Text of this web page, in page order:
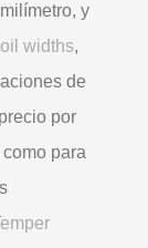
y
widths,
de
por
para